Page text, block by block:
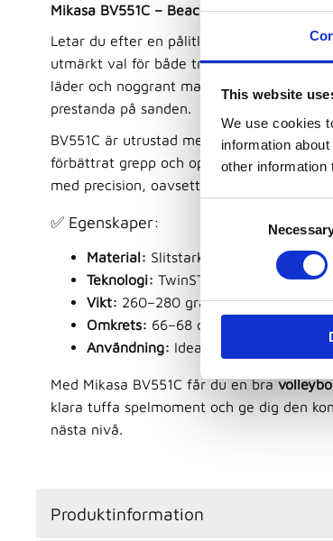
This website
We use cookies
information
other information
s
e
l
o
Mikasa BV551C – Beachvolleyboll med
Letar du efter en pålitlig och slitstark
utmärkt val för både träning och
läder och noggrant maskinsydd för att
prestanda på sanden.
BV551C är utrustad med Mikasas unika
förbättrat grepp och optimal kontroll –
med precision, oavsett om det gäller
✅ Egenskaper:
Material: Slitstarkt syntetiskt läder
Teknologi: TwinSTlock – för bättre
Vikt: 260–280 gram
Omkrets: 66–68 cm
Användning: Idealisk för träning,
Med Mikasa BV551C får du en bra
klara tuffa spelmoment och ge dig den
nästa nivå.
Produktinformation